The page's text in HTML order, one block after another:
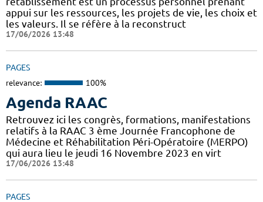
appui sur les ressources, les projets de vie, les choix et
les valeurs. Il se réfère à la reconstruct
17/06/2026 13:48
PAGES
relevance: 100%
Agenda RAAC
Retrouvez ici les congrès, formations, manifestations
relatifs à la RAAC 3 ème Journée Francophone de
Médecine et Réhabilitation Péri-Opératoire (MERPO)
qui aura lieu le jeudi 16 Novembre 2023 en virt
17/06/2026 13:48
PAGES